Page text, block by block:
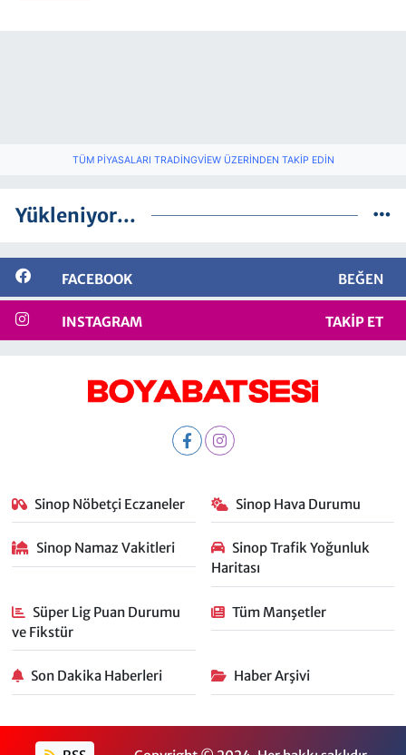
TÜM PIYASALARI TRADINGVIEW ÜZERINDEN TAKIP EDIN
Yükleniyor...
FACEBOOK BEĞEN
INSTAGRAM TAKIP ET
Sinop Nöbetçi Eczaneler Sinop Hava Durumu
Sinop Namaz Vakitleri
Sinop Trafik Yoğunluk
Haritası
Süper Lig Puan Durumu
ve Fikstür
Tüm Manşetler
Son Dakika Haberleri Haber Arşivi